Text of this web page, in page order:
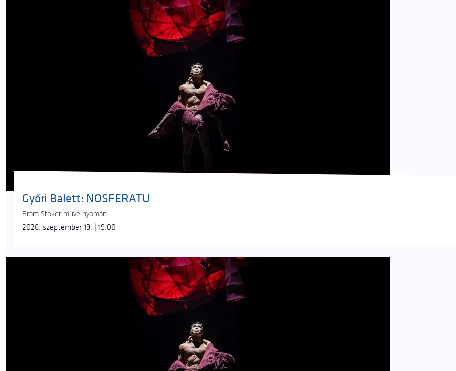
Győri Balett: NOSFERATU
Bram Stoker műve nyomán
2026. szeptember 19. | 19:00